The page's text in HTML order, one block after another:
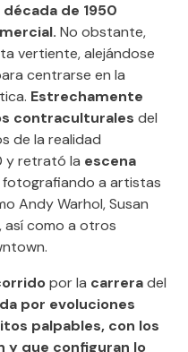
de 1950
No obstante,
vertiente, alejándose
centrarse en la
Estrechamente
contraculturales del
de la realidad
y retrató la escena
fotografiando a artistas
Andy Warhol, Susan
así como a otros
por la carreradel
por evoluciones
palpables, con los
y que configuran lo